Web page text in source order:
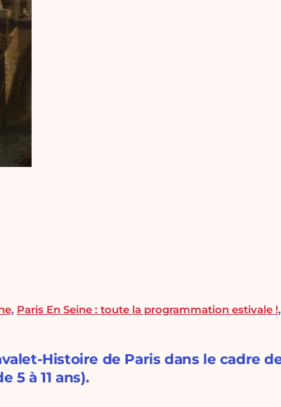
, Paris En Seine : toute la programmation estivale !,
Histoire de Paris dans le cadre
5 à 11 ans).